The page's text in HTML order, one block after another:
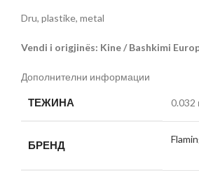
Dru, plastike, metal
Vendi i origjinës: Kine / Bashkimi
Дополнителни информации
ТЕЖИНА 0.032
БРЕНД